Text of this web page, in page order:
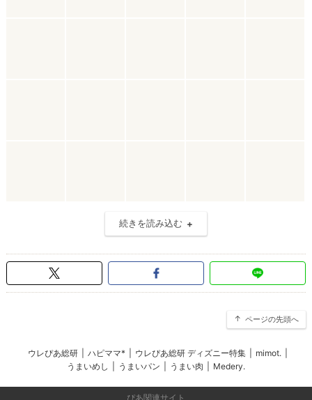
続きを読み込む
ページの先頭へ
ウレぴあ総研 ハピママ* ウレぴあ総研 ディズニー特集 mimot.
うまいめし
うまいパン うまい肉 Medery.
ぴあ関連サイト